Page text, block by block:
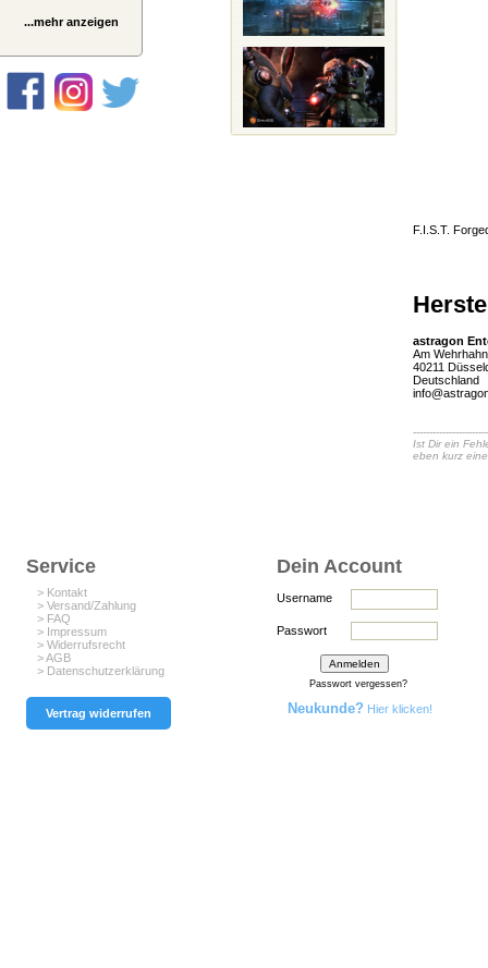
...mehr anzeigen
F.I.S.T.
astragon
Am
40211
Deutschland
Ist Dir ein
eben kurz
Service
> Kontakt
> Versand/Zahlung
> FAQ
> Impressum
> Widerrufsrecht
> AGB
> Datenschutzerklärung
Vertrag widerrufen
Dein Account
Username
Passwort
Passwort vergessen?
Neukunde? Hier klicken!